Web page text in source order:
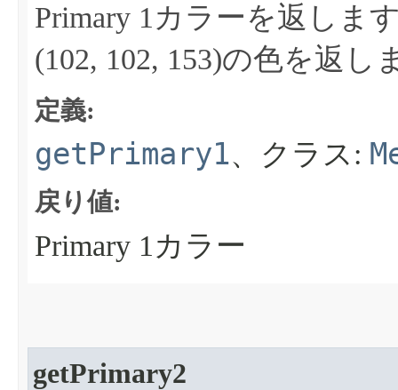
Primary 1カラーを返しま
(102, 102, 153)の色を返し
定義:
getPrimary1、クラス:
戻り値:
Primary 1カラー
getPrimary2